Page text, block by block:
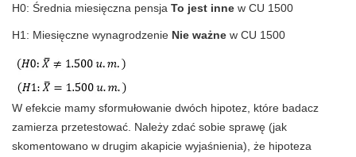
H0: Średnia miesięczna pensja To jest inne w CU 1500
H1: Miesięczne wynagrodzenie Nie ważne w CU 1500
W efekcie mamy sformułowanie dwóch hipotez, które badacz
zamierza przetestować. Należy zdać sobie sprawę (jak
skomentowano w drugim akapicie wyjaśnienia), że hipoteza